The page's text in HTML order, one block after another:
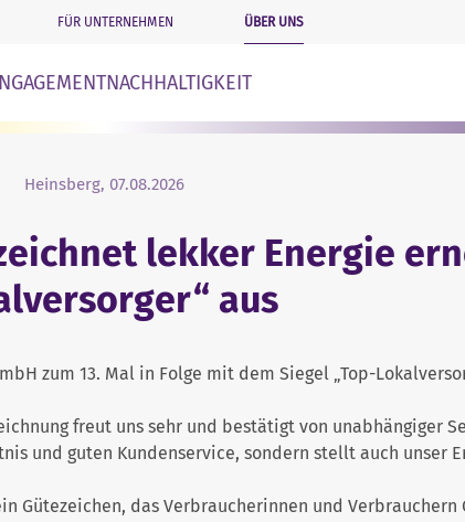
FÜR UNTERNEHMEN ÜBER UNS
NACHHALTIGKEIT
Heinsberg, 07.08.2026
lekker Energie
aus
zum 13. Mal in Folge mit dem Siegel „Top-
freut uns sehr und bestätigt von unabhängiger
und guten Kundenservice, sondern stellt auch unser
Gütezeichen, das Verbraucherinnen und